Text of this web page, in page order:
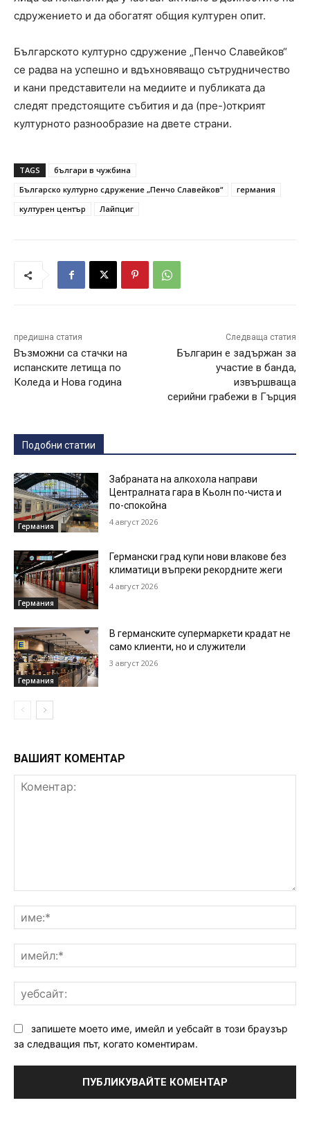
сдружението и да обогатят общия културен опит.
Българското културно сдружение „Пенчо Славейков“
се радва на успешно и вдъхновяващо сътрудничество
и кани представители на медиите и публиката да
следят предстоящите събития и да (пре-)открият
културното разнообразие на двете страни.
TAGS
българи в чужбина
Българско културно сдружение „Пенчо Славейков“
германия
културен център
Лайпциг
предишна статия
Възможни са стачки на
испанските летища по
Коледа и Нова година
Следваща статия
Българин е задържан за
участие в банда,
извършваща
серийни грабежи в Гърция
Подобни статии
Германия
Забраната на алкохола направи
Централната гара в Кьолн по-чиста и
по-спокойна
4 август 2026
Германия
Германски град купи нови влакове без
климатици въпреки рекордните жеги
4 август 2026
Германия
В германските супермаркети крадат не
само клиенти, но и служители
3 август 2026
ВАШИЯТ КОМЕНТАР
запишете моето име, имейл и уебсайт в този браузър
за следващия път, когато коментирам.